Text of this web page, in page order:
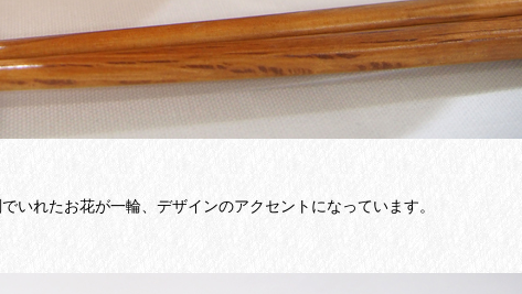
いれたお花が一輪、デザインのアクセントになっています。